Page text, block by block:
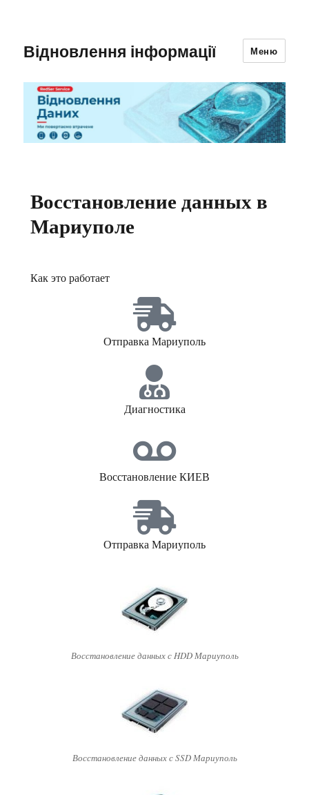
Відновлення інформації Меню
Восстановление данных в
Мариуполе
Как это работает
Отправка Мариуполь
Диагностика
Восстановление КИЕВ
Отправка Мариуполь
Восстановление данных с HDD Мариуполь
Восстановление данных с SSD Мариуполь